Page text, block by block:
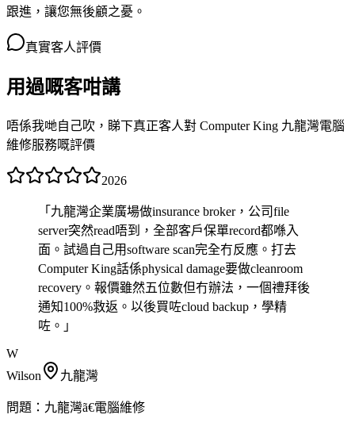
跟進，讓您無後顧之憂。
真實客人評價
用過嘅客咁講
唔係我哋自己吹，睇下真正客人對 Computer King 九龍灣電腦
維修服務嘅評價
2026
「 九龍灣企業廣場做insurance broker，公司file
server突然read唔到，全部客戶保單record都喺入
面。試過自己用software scan完全冇反應。打去
Computer King話係physical damage要做cleanroom
recovery。報價雖然五位數但冇辦法，一個禮拜後
通知100%救返。以後買咗cloud backup，學精
咗。 」
W
Wilson
九龍灣
問題： 九龍灣ã€電腦維修